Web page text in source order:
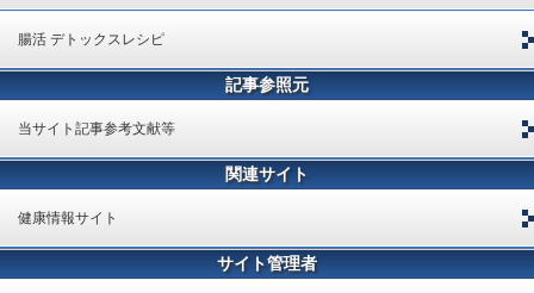
腸活 デトックスレシピ
記事参照元
当サイト記事参考文献等
関連サイト
健康情報サイト
サイト管理者